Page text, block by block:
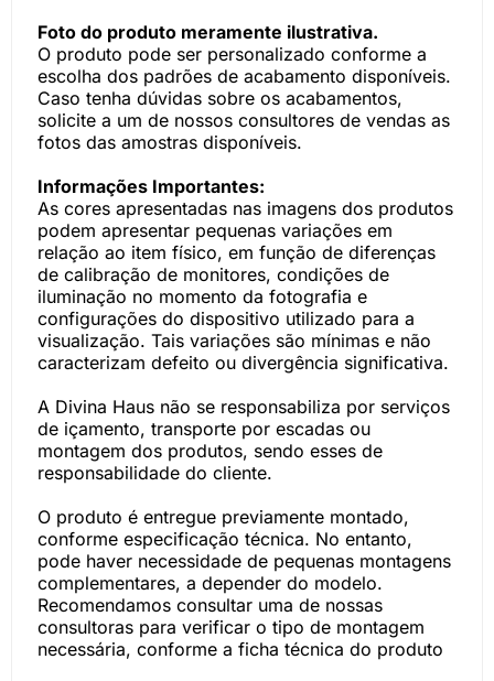
Foto do produto meramente ilustrativa.
O produto pode ser personalizado conforme a
escolha dos padrões de acabamento disponíveis.
Caso tenha dúvidas sobre os acabamentos,
solicite a um de nossos consultores de vendas as
fotos das amostras disponíveis.
Informações Importantes:
As cores apresentadas nas imagens dos produtos
podem apresentar pequenas variações em
relação ao item físico, em função de diferenças
de calibração de monitores, condições de
iluminação no momento da fotografia e
configurações do dispositivo utilizado para a
visualização. Tais variações são mínimas e não
caracterizam defeito ou divergência significativa.
A Divina Haus não se responsabiliza por serviços
de içamento, transporte por escadas ou
montagem dos produtos, sendo esses de
responsabilidade do cliente.
O produto é entregue previamente montado,
conforme especificação técnica. No entanto,
pode haver necessidade de pequenas montagens
complementares, a depender do modelo.
Recomendamos consultar uma de nossas
consultoras para verificar o tipo de montagem
necessária, conforme a ficha técnica do produto